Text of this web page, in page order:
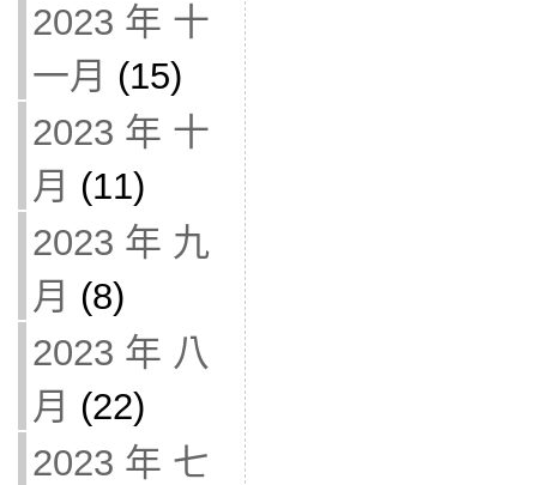
2023 年 十
一月 (15)
2023 年 十
月 (11)
2023 年 九
月 (8)
2023 年 八
月 (22)
2023 年 七